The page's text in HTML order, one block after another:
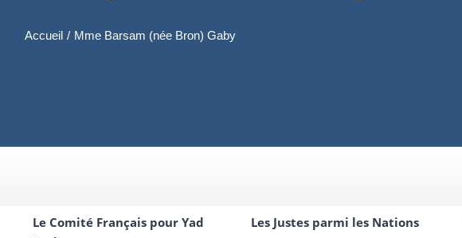
Accueil / Mme Barsam (née Bron) Gaby
Le Comité Français pour Yad
Les Justes parmi les Nations